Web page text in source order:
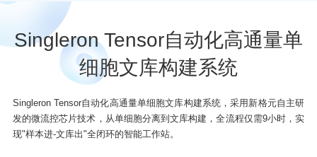
Singleron Tensor自动化高通量单
细胞文库构建系统
Singleron Tensor自动化高通量单细胞文库构建系统，采用新格元自主研
发的微流控芯片技术，从单细胞分离到文库构建，全流程仅需9小时，实
现"样本进-文库出"全闭环的智能工作站。